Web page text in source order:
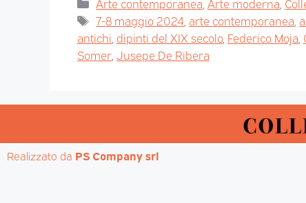
Arte contemporanea ,Arte moderna
7-8 maggio 2024 arte contemporanea
antichi dipinti del XIX secolo, Federico Moja
Somer Jusepe De Ribera
Realizzato da PS Company srl